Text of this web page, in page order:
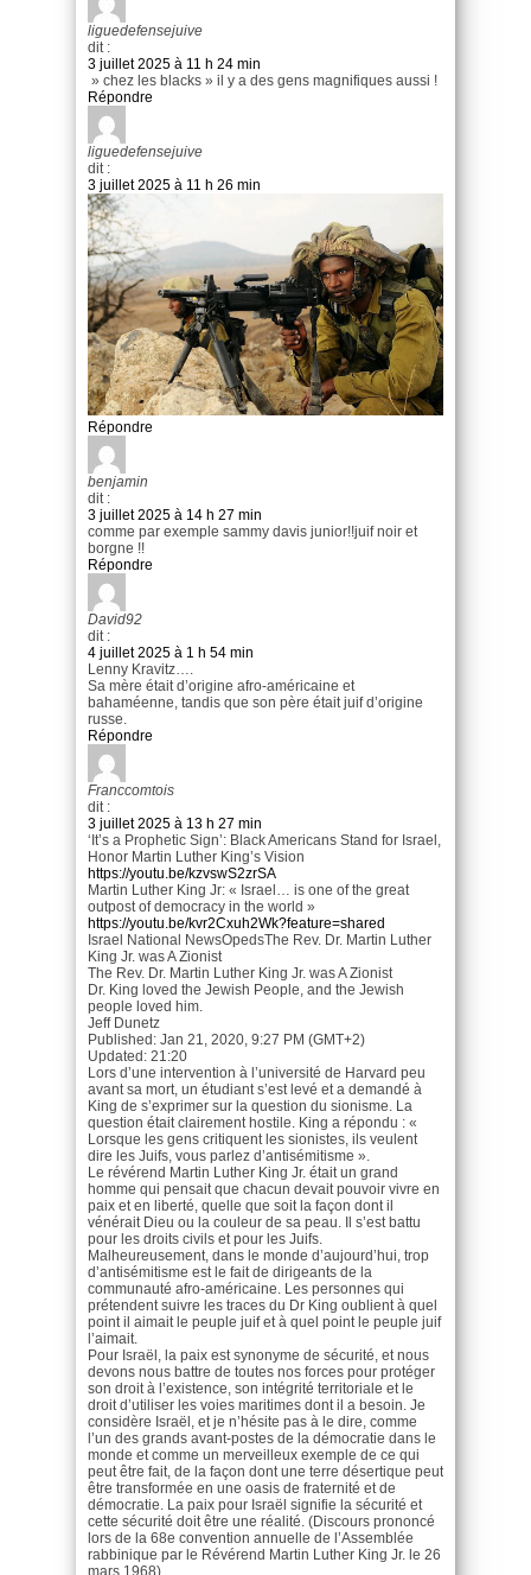
liguedefensejuive
dit :
3 juillet 2025 à 11 h 24 min
» chez les blacks » il y a des gens magnifiques aussi !
Répondre
liguedefensejuive
dit :
3 juillet 2025 à 11 h 26 min
Répondre
benjamin
dit :
3 juillet 2025 à 14 h 27 min
comme par exemple sammy davis junior!!juif noir et
borgne !!
Répondre
David92
dit :
4 juillet 2025 à 1 h 54 min
Lenny Kravitz….
Sa mère était d’origine afro-américaine et
bahaméenne, tandis que son père était juif d’origine
russe.
Répondre
Franccomtois
dit :
3 juillet 2025 à 13 h 27 min
‘It’s a Prophetic Sign’: Black Americans Stand for Israel,
Honor Martin Luther King’s Vision
https://youtu.be/kzvswS2zrSA
Martin Luther King Jr: « Israel… is one of the great
outpost of democracy in the world »
https://youtu.be/kvr2Cxuh2Wk?feature=shared
Israel National NewsOpedsThe Rev. Dr. Martin Luther
King Jr. was A Zionist
The Rev. Dr. Martin Luther King Jr. was A Zionist
Dr. King loved the Jewish People, and the Jewish
people loved him.
Jeff Dunetz
Published: Jan 21, 2020, 9:27 PM (GMT+2)
Updated: 21:20
Lors d’une intervention à l’université de Harvard peu
avant sa mort, un étudiant s’est levé et a demandé à
King de s’exprimer sur la question du sionisme. La
question était clairement hostile. King a répondu : «
Lorsque les gens critiquent les sionistes, ils veulent
dire les Juifs, vous parlez d’antisémitisme ».
Le révérend Martin Luther King Jr. était un grand
homme qui pensait que chacun devait pouvoir vivre en
paix et en liberté, quelle que soit la façon dont il
vénérait Dieu ou la couleur de sa peau. Il s’est battu
pour les droits civils et pour les Juifs.
Malheureusement, dans le monde d’aujourd’hui, trop
d’antisémitisme est le fait de dirigeants de la
communauté afro-américaine. Les personnes qui
prétendent suivre les traces du Dr King oublient à quel
point il aimait le peuple juif et à quel point le peuple juif
l’aimait.
Pour Israël, la paix est synonyme de sécurité, et nous
devons nous battre de toutes nos forces pour protéger
son droit à l’existence, son intégrité territoriale et le
droit d’utiliser les voies maritimes dont il a besoin. Je
considère Israël, et je n’hésite pas à le dire, comme
l’un des grands avant-postes de la démocratie dans le
monde et comme un merveilleux exemple de ce qui
peut être fait, de la façon dont une terre désertique peut
être transformée en une oasis de fraternité et de
démocratie. La paix pour Israël signifie la sécurité et
cette sécurité doit être une réalité. (Discours prononcé
lors de la 68e convention annuelle de l’Assemblée
rabbinique par le Révérend Martin Luther King Jr. le 26
mars 1968).